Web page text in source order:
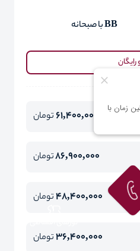
BB با صبحانه
رایگان
61,400,000تومان
86,900,000تومان
48,400,000تومان
36,400,000تومان